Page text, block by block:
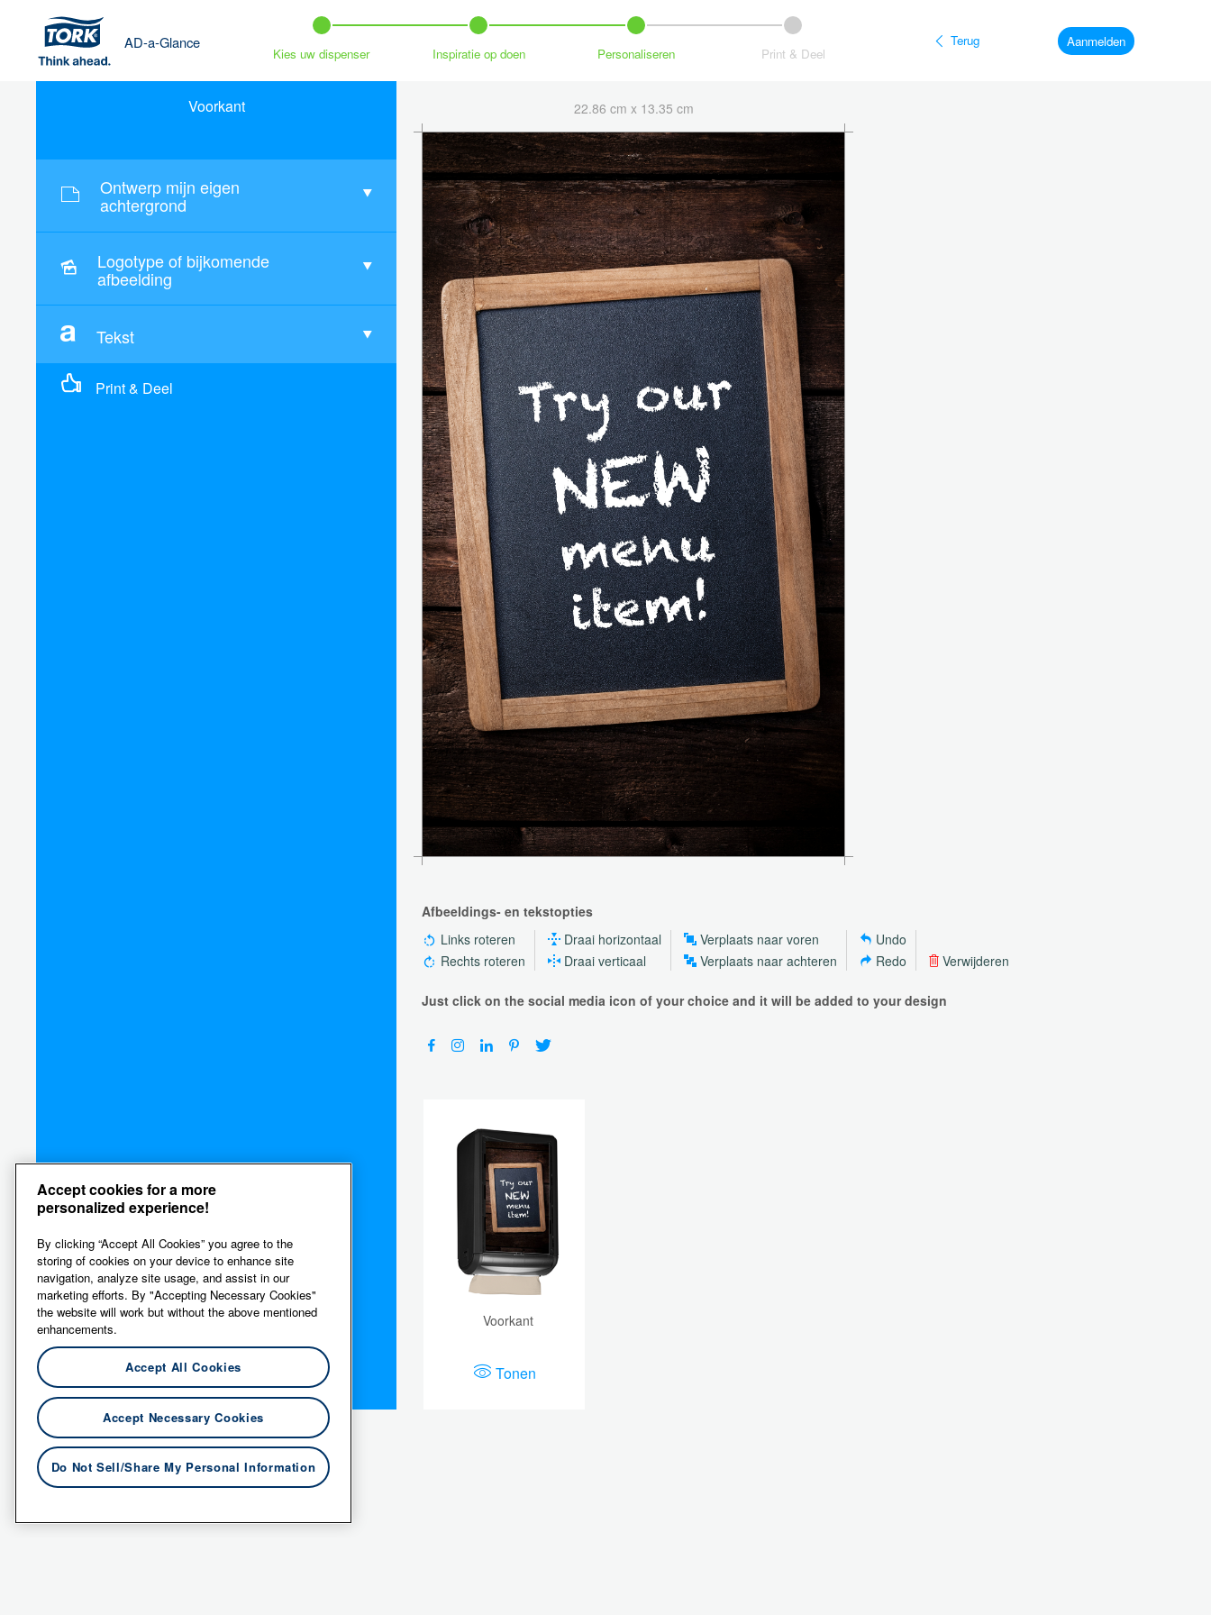
AD-a-Glance
Kies uw dispenser Inspiratie op doen Personaliseren Print & Deel
Terug Aanmelden
Voorkant 22.86 cm x 13.35 cm
Afbeeldings- en tekstopties
Links roteren
Rechts roteren
Draai horizontaal
Draai verticaal
Verplaats naar voren
Verplaats naar achteren
Undo
Redo
Verwijderen
Just click on the social media icon of your choice and it will be added to your design
Voorkant
Tonen
Tekst
Logotype of bijkomende
afbeelding
Ontwerp mijn eigen
achtergrond
Print & Deel
Accept cookies for a more
personalized experience!
By clicking “Accept All Cookies” you agree to the
storing of cookies on your device to enhance site
navigation, analyze site usage, and assist in our
marketing efforts. By "Accepting Necessary Cookies"
the website will work but without the above mentioned
enhancements.
Accept All Cookies
Accept Necessary Cookies
Do Not Sell/Share My Personal Information